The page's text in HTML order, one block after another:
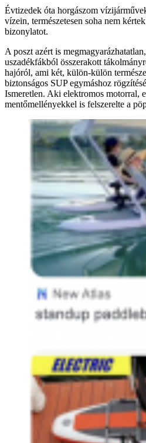
Évtizedek óta horgászom
vízein, természetesen soha nem
bizonylatot.
A poszt azért is
uszadékfákból összerakott
hajóról, ami két, külön-külön
biztonságos SUP egymáshoz
Ismeretlen. Aki elektromos motorral,
mentőmellényekkel is felszerelte a